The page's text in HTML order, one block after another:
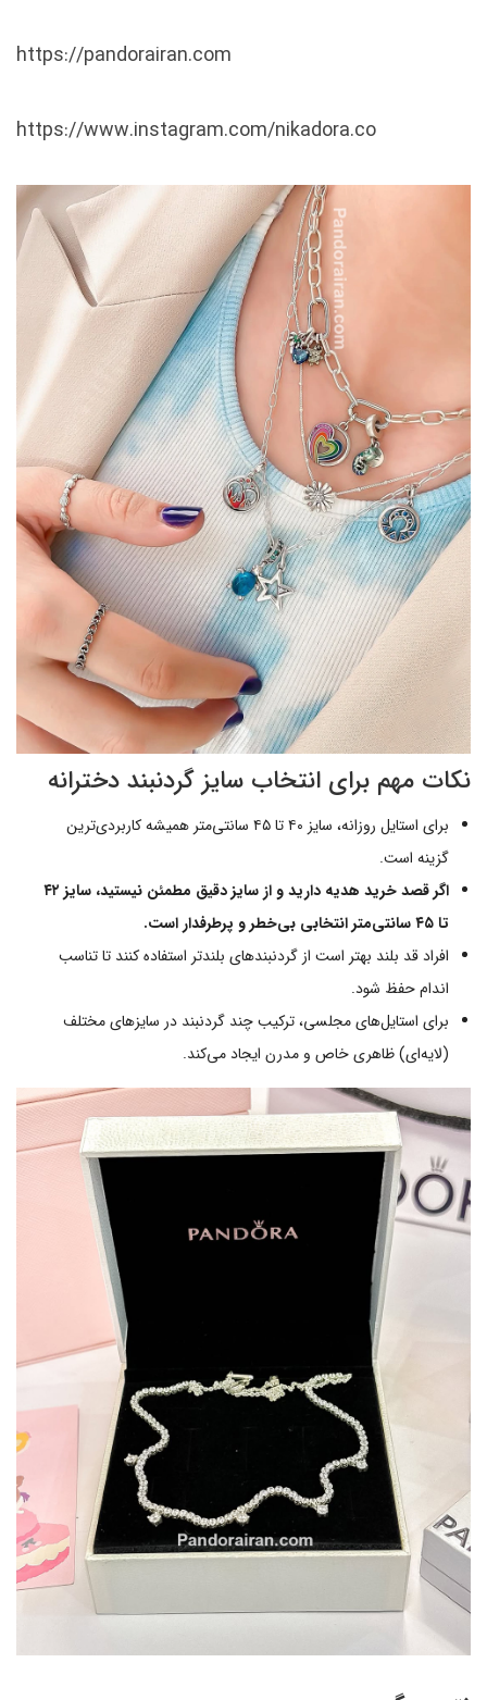
https://pandorairan.com
https://www.instagram.com/nikadora.co
نکات مهم برای انتخاب سایز گردنبند دخترانه
برای استایل روزانه، سایز ۴۰ تا ۴۵ سانتی‌متر همیشه کاربردی‌ترین
گزینه است.
اگر قصد خرید هدیه دارید و از سایز دقیق مطمئن نیستید، سایز ۴۲
تا ۴۵ سانتی‌متر انتخابی بی‌خطر و پرطرفدار است.
افراد قد بلند بهتر است از گردنبندهای بلندتر استفاده کنند تا تناسب
اندام حفظ شود.
برای استایل‌های مجلسی، ترکیب چند گردنبند در سایزهای مختلف
(لایه‌ای) ظاهری خاص و مدرن ایجاد می‌کند.